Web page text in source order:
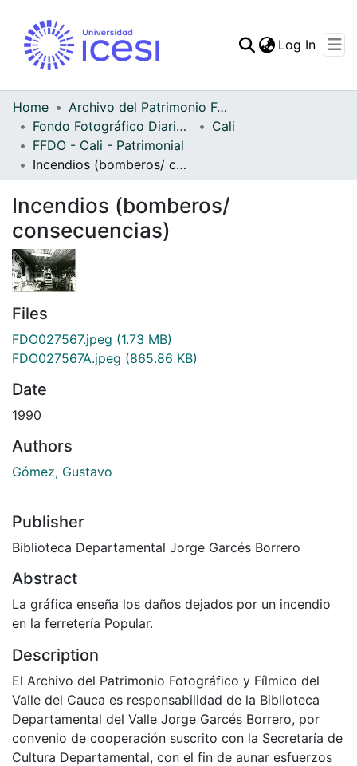
Statistics
Log In
Home
Archivo del Patrimonio Fotográfico y Fílmico del Valle del Cauca
Fondo Fotográfico Diario Occidente
Cali
FFDO - Cali - Patrimonial
Incendios (bomberos/ consecuencias)
Incendios (bomberos/
consecuencias)
Files
FDO027567.jpeg (1.73 MB)
FDO027567A.jpeg (865.86 KB)
Date
1990
Authors
Gómez, Gustavo
Publisher
Biblioteca Departamental Jorge Garcés Borrero
Abstract
La gráfica enseña los daños dejados por un incendio
en la ferretería Popular.
Description
El Archivo del Patrimonio Fotográfico y Fílmico del
Valle del Cauca es responsabilidad de la Biblioteca
Departamental del Valle Jorge Garcés Borrero, por
convenio de cooperación suscrito con la Secretaría de
Cultura Departamental, con el fin de aunar esfuerzos